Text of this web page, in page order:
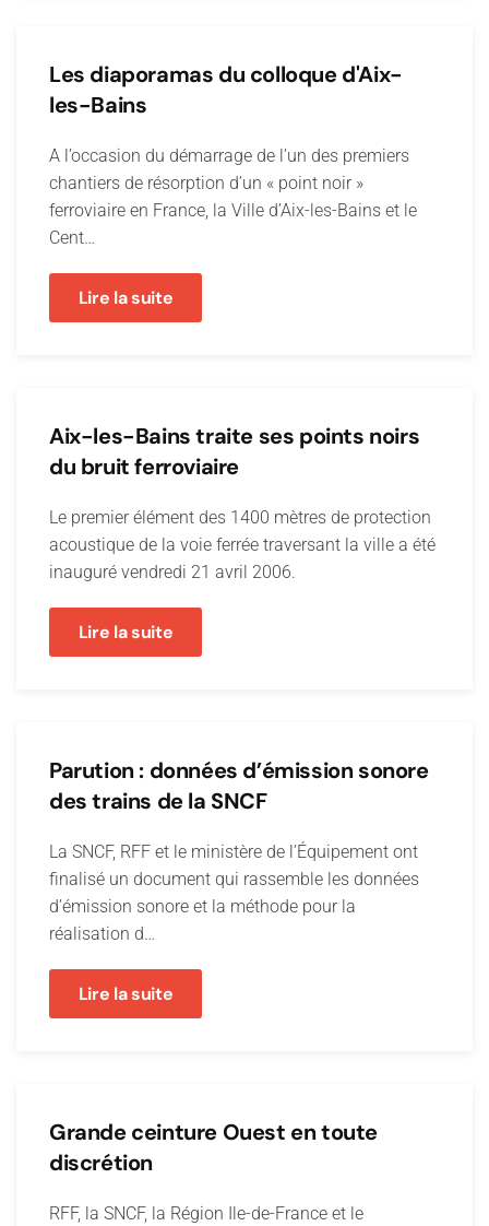
Les diaporamas du colloque d'Aix-
les-Bains
A l’occasion du démarrage de l’un des premiers
chantiers de résorption d’un « point noir »
ferroviaire en France, la Ville d’Aix-les-Bains et le
Cent…
Lire la suite
Aix-les-Bains traite ses points noirs
du bruit ferroviaire
Le premier élément des 1400 mètres de protection
acoustique de la voie ferrée traversant la ville a été
inauguré vendredi 21 avril 2006.
Lire la suite
Parution : données d’émission sonore
des trains de la SNCF
La SNCF, RFF et le ministère de l’Équipement ont
finalisé un document qui rassemble les données
d’émission sonore et la méthode pour la
réalisation d…
Lire la suite
Grande ceinture Ouest en toute
discrétion
RFF, la SNCF, la Région Ile-de-France et le